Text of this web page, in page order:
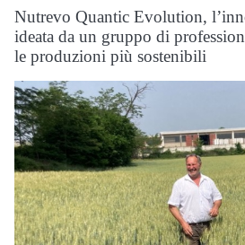
Nutrevo Quantic Evolution,
ideata da un gruppo di
le produzioni più sostenibili